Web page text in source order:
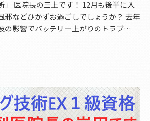
」 医院長の三上です！ 12月も後半に入
邪などひかずお過ごしでしょうか？ 去年
の影響でバッテリー上がりのトラブ…